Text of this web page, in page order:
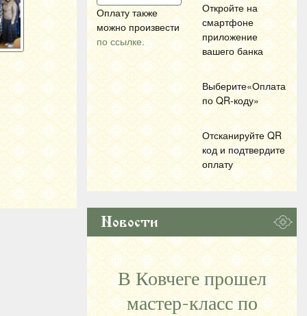
Оплату также
можно произвести
по ссылке.
Откройте на
смартфоне
приложение
вашего банка
Выберите«Оплата
по QR-коду»
Отсканируйте QR
код и подтвердите
оплату
Новости
В Ковчеге прошел
мастер-класс по